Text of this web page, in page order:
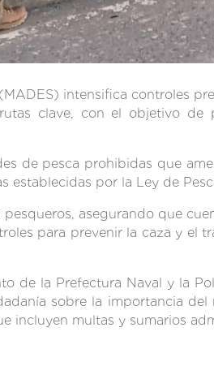
intensifica controles
clave, con el objetivo
de pesca prohibidas que
establecidas por la Ley de
asegurando que
para prevenir la caza y el
de la Prefectura Naval y la
sobre la importancia
incluyen multas y sumarios